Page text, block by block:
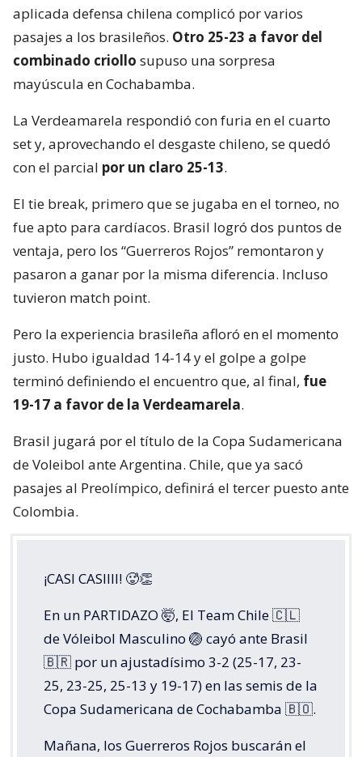
aplicada defensa chilena complicó por varios
pasajes a los brasileños. Otro 25-23 a favor del
combinado criollo supuso una sorpresa
mayúscula en Cochabamba.
La Verdeamarela respondió con furia en el cuarto
set y, aprovechando el desgaste chileno, se quedó
con el parcial por un claro 25-13.
El tie break, primero que se jugaba en el torneo, no
fue apto para cardíacos. Brasil logró dos puntos de
ventaja, pero los “Guerreros Rojos” remontaron y
pasaron a ganar por la misma diferencia. Incluso
tuvieron match point.
Pero la experiencia brasileña afloró en el momento
justo. Hubo igualdad 14-14 y el golpe a golpe
terminó definiendo el encuentro que, al final, fue
19-17 a favor de la Verdeamarela.
Brasil jugará por el título de la Copa Sudamericana
de Voleibol ante Argentina. Chile, que ya sacó
pasajes al Preolímpico, definirá el tercer puesto ante
Colombia.
¡CASI CASIIII! 🥵👏
En un PARTIDAZO 🤯, El Team Chile 🇨🇱
de Vóleibol Masculino 🏐 cayó ante Brasil
🇧🇷 por un ajustadísimo 3-2 (25-17, 23-
25, 23-25, 25-13 y 19-17) en las semis de la
Copa Sudamericana de Cochabamba 🇧🇴.
Mañana, los Guerreros Rojos buscarán el